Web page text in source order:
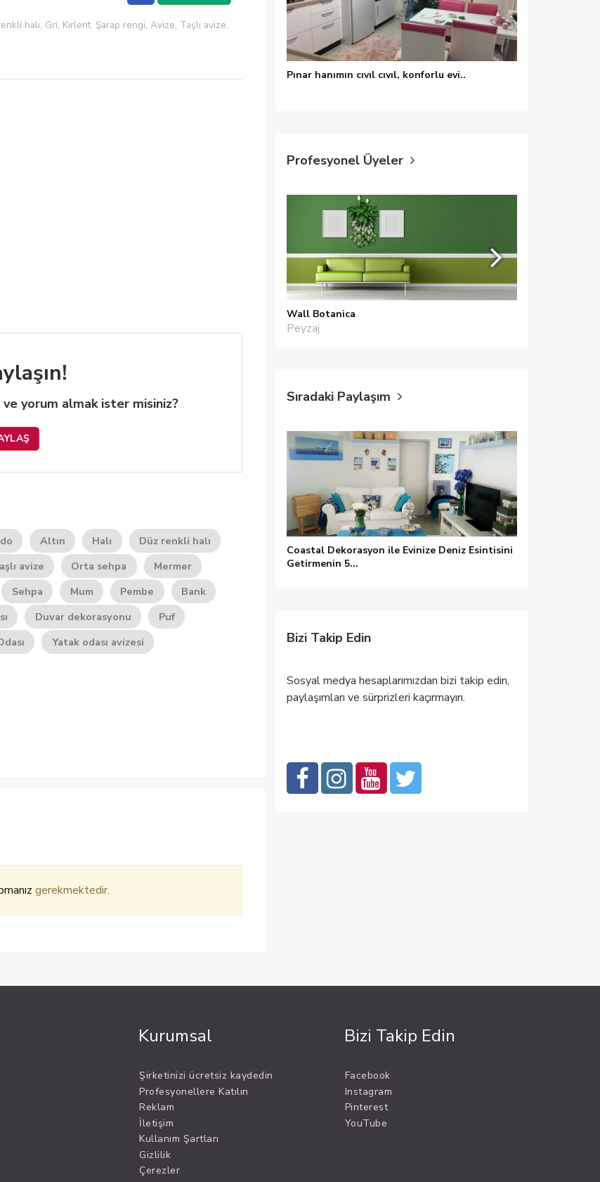
halı, Gri, Kırlent, Şarap rengi, Avize, Taşlı avize,
Salon, Koltuk örtüsü, Çiçekler, Sehpa, Orta sehpa, Altın, Mermer, Mermer
Şarap rengi, Taşlı avize, Düz renkli halı, Pembe
yorum almak ister misiniz?
Altın Halı
Düz renkli halı
avize Orta sehpa
Mermer
Sehpa Mum Pembe
Bank
Duvar dekorasyonu
Puf
Yatak odası avizesi
gerekmektedir.
Pınar hanımın cıvıl cıvıl, konforlu evi..
Profesyonel Üyeler
Wall Botanica
Peyzaj
Sıradaki Paylaşım
Coastal Dekorasyon ile Evinize Deniz Esintisini
Getirmenin 5...
Bizi Takip Edin
Sosyal medya hesaplarımızdan bizi takip edin,
paylaşımları ve sürprizleri kaçırmayın.
Kurumsal
Şirketinizi ücretsiz kaydedin
Profesyonellere Katılın
Reklam
İletişim
Kullanım Şartları
Gizlilik
Çerezler
Bizi Takip Edin
Facebook
Instagram
Pinterest
YouTube